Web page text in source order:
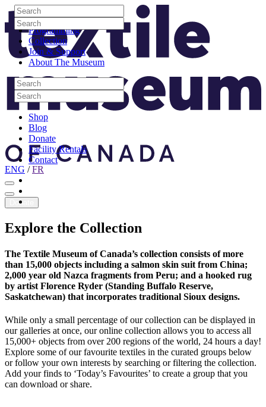
Skip to content
Visit
Programming
Collection
Join & Support
About The Museum
Search
Search
Search
Search
Shop
Blog
Donate
Facility Rentals
Contact
Youtube
Search
Search
Search
Search
Site Logo
ENG /FR
Donate
Explore the Collection
The Textile Museum of Canada’s collection consists of more
than 15,000 objects including a salmon skin suit from China;
2,000 year old Nazca fragments from Peru; and a hooked rug
by artist Florence Ryder (Standing Buffalo Reserve,
Saskatchewan) that incorporates traditional Sioux designs.
While only a small percentage of our collection can be displayed in
our galleries at once, our online collection allows you to access all
15,000+ objects from over 200 regions of the world, 24 hours a day!
Explore some of our favourite textiles in the curated groups below
or follow your own interests by searching or filtering the collection.
Add your finds to ‘Today’s Favourites’ to create a group that you
can download or share.